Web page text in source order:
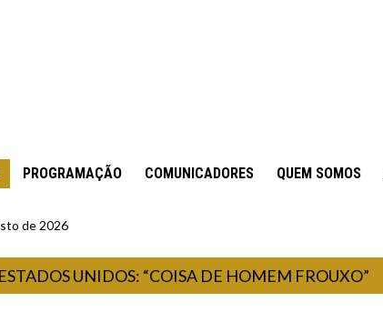
PROGRAMAÇÃO COMUNICADORES QUEM SOMOS
de 2026
UNIDOS: “COISA DE HOMEM FROUXO”